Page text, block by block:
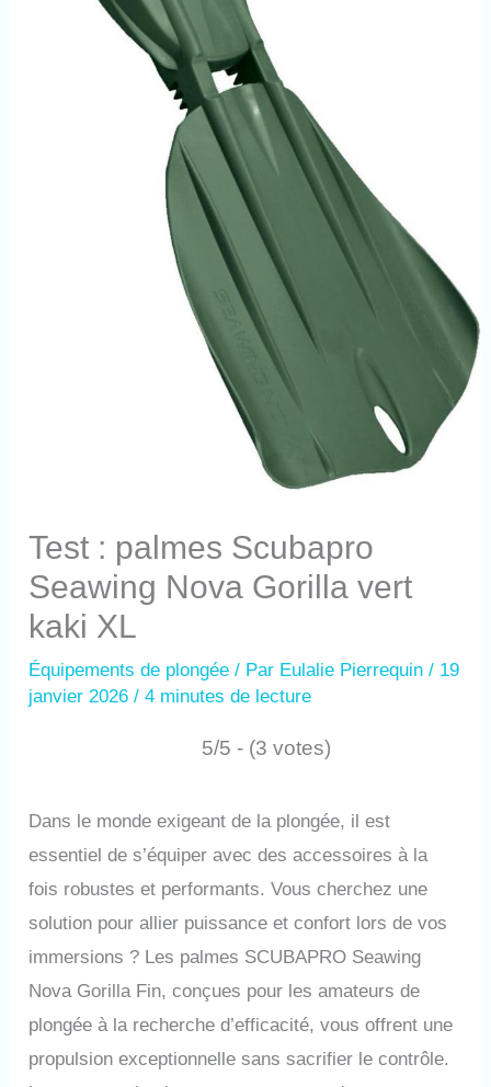
Test : palmes Scubapro
Seawing Nova Gorilla vert
kaki XL
Équipements de plongée / Par Eulalie Pierrequin/ 19
janvier 2026/4 minutes de lecture
5/5 - (3 votes)
Dans le monde exigeant de la plongée, il est
essentiel de s’équiper avec des accessoires à la
fois robustes et performants. Vous cherchez une
solution pour allier puissance et confort lors de vos
immersions ? Les palmes SCUBAPRO Seawing
Nova Gorilla Fin, conçues pour les amateurs de
plongée à la recherche d’efficacité, vous offrent une
propulsion exceptionnelle sans sacrifier le contrôle.